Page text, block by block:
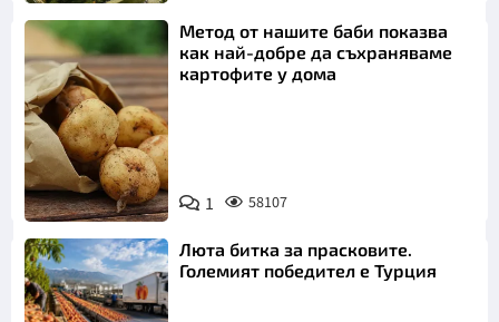
Снимка:
Пиксабей
Метод от нашите баби показва
как най-добре да съхраняваме
картофите у дома
1 58107
Люта битка за прасковите.
Големият победител е Турция